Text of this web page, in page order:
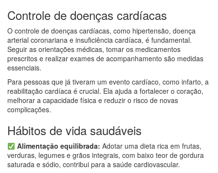
Controle de doenças cardíacas
O controle de doenças cardíacas, como hipertensão, doença
arterial coronariana e insuficiência cardíaca, é fundamental.
Seguir as orientações médicas, tomar os medicamentos
prescritos e realizar exames de acompanhamento são medidas
essenciais.
Para pessoas que já tiveram um evento cardíaco, como infarto, a
reabilitação cardíaca é crucial. Ela ajuda a fortalecer o coração,
melhorar a capacidade física e reduzir o risco de novas
complicações.
Hábitos de vida saudáveis
Alimentação equilibrada: Adotar uma dieta rica em frutas,
verduras, legumes e grãos integrais, com baixo teor de gordura
saturada e sódio, contribui para a saúde cardiovascular.